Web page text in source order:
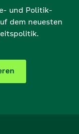
und Politik-
dem neuesten